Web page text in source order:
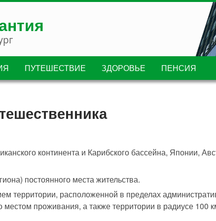
ПУТЕШЕСТВИЕ ЗДОРОВЬЕ ПЕНСИЯ
континента и Карибского бассейна, Японии,
постоянного места жительства.
территории, расположенной в пределах
проживания, а также территории в радиусе 100